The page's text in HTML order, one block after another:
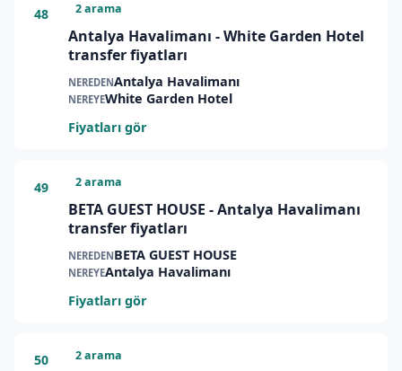
48 2 arama
Antalya Havalimanı - White Garden Hotel
transfer fiyatları
NEREDENAntalya Havalimanı
NEREYEWhite Garden Hotel
Fiyatları gör
49 2 arama
BETA GUEST HOUSE - Antalya Havalimanı
transfer fiyatları
NEREDENBETA GUEST HOUSE
NEREYEAntalya Havalimanı
Fiyatları gör
50 2 arama